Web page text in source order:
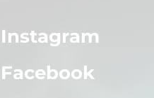
Instagram
Facebook